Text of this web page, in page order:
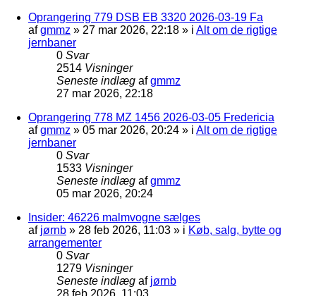
Oprangering 779 DSB EB 3320 2026-03-19 Fa
afgmmz » 27 mar 2026, 22:18 » i Alt om de rigtige
jernbaner
0 Svar
2514 Visninger
Seneste indlæg afgmmz
27 mar 2026, 22:18
Oprangering 778 MZ 1456 2026-03-05 Fredericia
afgmmz » 05 mar 2026, 20:24 » i Alt om de rigtige
jernbaner
0 Svar
1533 Visninger
Seneste indlæg afgmmz
05 mar 2026, 20:24
Insider: 46226 malmvogne sælges
af jørnb » 28 feb 2026, 11:03 » i Køb, salg, bytte og
arrangementer
0 Svar
1279 Visninger
Seneste indlæg af jørnb
28 feb 2026, 11:03